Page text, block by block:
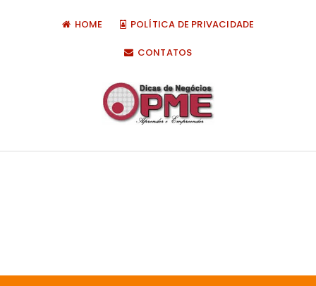
HOME POLÍTICA DE PRIVACIDADE
CONTATOS